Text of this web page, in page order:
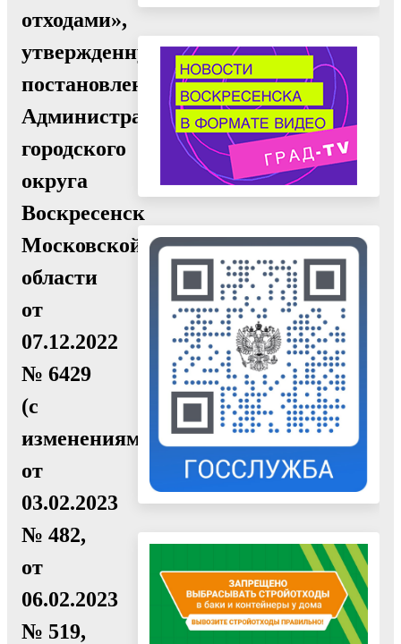
отходами»,
утвержденную
постановлением
Администрации
городского
округа
Воскресенск
Московской
области
от
07.12.2022
№ 6429
(с
изменениями
от
03.02.2023
№ 482,
от
06.02.2023
№ 519,